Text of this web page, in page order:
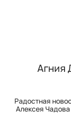
Агния
Радостная
Алексея